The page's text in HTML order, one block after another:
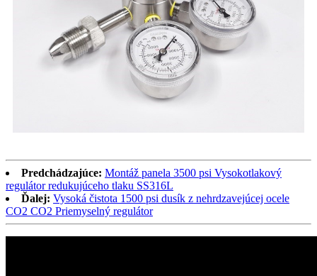
Predchádzajúce: Montáž panela 3500 psi Vysokotlakový
regulátor redukujúceho tlaku SS316L
Ďalej: Vysoká čistota 1500 psi dusík z nehrdzavejúcej ocele
CO2 CO2 Priemyselný regulátor